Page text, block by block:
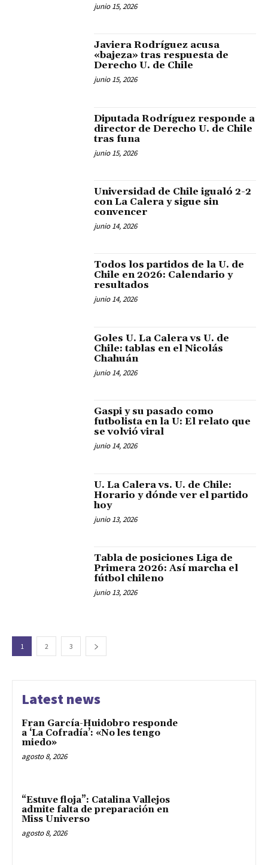
junio 15, 2026
Javiera Rodríguez acusa
«bajeza» tras respuesta de
Derecho U. de Chile
junio 15, 2026
Diputada Rodríguez responde a
director de Derecho U. de Chile
tras funa
junio 15, 2026
Universidad de Chile igualó 2-2
con La Calera y sigue sin
convencer
junio 14, 2026
Todos los partidos de la U. de
Chile en 2026: Calendario y
resultados
junio 14, 2026
Goles U. La Calera vs U. de
Chile: tablas en el Nicolás
Chahuán
junio 14, 2026
Gaspi y su pasado como
futbolista en la U: El relato que
se volvió viral
junio 14, 2026
U. La Calera vs. U. de Chile:
Horario y dónde ver el partido
hoy
junio 13, 2026
Tabla de posiciones Liga de
Primera 2026: Así marcha el
fútbol chileno
junio 13, 2026
1 2 3
Latest news
Fran García-Huidobro responde
a ‘La Cofradía’: «No les tengo
miedo»
agosto 8, 2026
“Estuve floja”: Catalina Vallejos
admite falta de preparación en
Miss Universo
agosto 8, 2026